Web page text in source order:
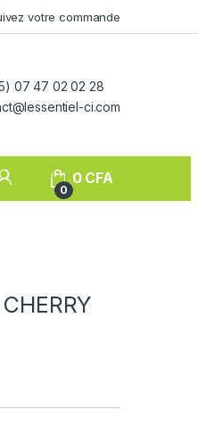
votre commande
07 47 02 02 28
ci.com
0
0 CFA